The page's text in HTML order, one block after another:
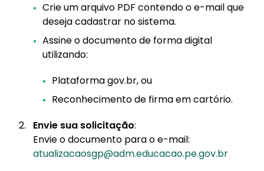
Crie um arquivo PDF contendo o e-mail que
deseja cadastrar no sistema.
Assine o documento de forma digital
utilizando:
Plataforma gov.br, ou
Reconhecimento de firma em cartório.
Envie sua solicitação:
Envie o documento para o e-mail:
atualizacaosgp@adm.educacao.pe.gov.br